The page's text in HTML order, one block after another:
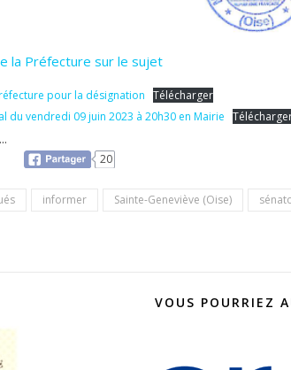
la Préfecture sur le sujet
pour la désignation Télécharger
du vendredi 09 juin 2023 à 20h30 en Mairie
20
informer Sainte-Geneviève (Oise)
VOUS POURRIEZ